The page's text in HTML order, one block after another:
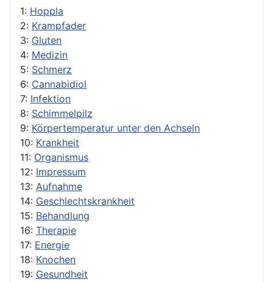
1: Hoppla
2: Krampfader
3: Gluten
4: Medizin
5: Schmerz
6: Cannabidiol
7: Infektion
8: Schimmelpilz
9: Körpertemperatur unter den Achseln
10: Krankheit
11: Organismus
12: Impressum
13: Aufnahme
14: Geschlechtskrankheit
15: Behandlung
16: Therapie
17: Energie
18: Knochen
19: Gesundheit